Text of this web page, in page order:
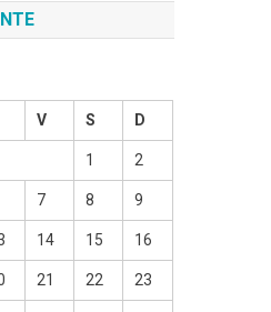
V S D
1 2
7 8 9
14 15 16
21 22 23